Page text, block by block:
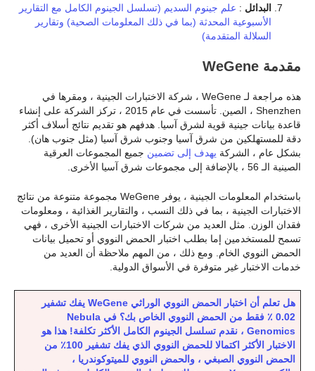
البدائل : علم جينوم السديم (تسلسل الجينوم الكامل مع التقارير
الأسبوعية المحدثة (بما في ذلك المعلومات الصحية) وتقارير
السلالة المتقدمة)
مقدمة WeGene
هذه مراجعة لـ WeGene ، شركة الاختبارات الجينية ، ومقرها في
Shenzhen ، الصين. تأسست في عام 2015 ، تركز الشركة على إنشاء
قاعدة بيانات جينية قوية لشرق آسيا. هدفهم هو تقديم نتائج أسلاف أكثر
دقة للمستهلكين من شرق آسيا وجنوب شرق آسيا (مثل جنوب هان).
بشكل عام ، الشركة يهدف إلى تضمين جميع المجموعات العرقية
الصينية الـ 56 ، بالإضافة إلى مجموعات شرق آسيا الأخرى.
باستخدام المعلومات الجينية ، يوفر WeGene مجموعة متنوعة من نتائج
الاختبارات الجينية ، بما في ذلك النسب ، والتقارير الغذائية ، ومعلومات
فقدان الوزن. مثل العديد من شركات الاختبارات الجينية الأخرى ، فهي
تسمح للمستخدمين إما بطلب اختبار الحمض النووي أو تحميل بيانات
الحمض النووي الخام. ومع ذلك ، من المهم ملاحظة أن العديد من
خدمات الاختبار غير متوفرة في الأسواق الدولية.
هل تعلم أن اختبار الحمض النووي الوراثي WeGene يفك تشفير
0.02 ٪ فقط من الحمض النووي الخاص بك؟ في Nebula
Genomics ، نقدم تسلسل الجينوم الكامل الأكثر تكلفة! هذا هو
الاختبار الأكثر اكتمالا للحمض النووي الذي يفك تشفير 100٪ من
الحمض النووي الصبغي ، والحمض النووي للميتوكوندريا ،